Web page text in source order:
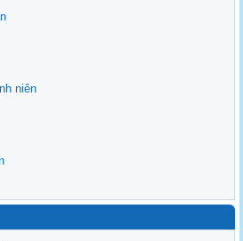
cấp Tỉnh năm 2024
niên